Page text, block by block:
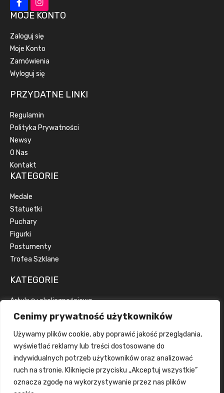
Cenimy prywatność użytkowników
Używamy plików cookie, aby poprawić jakość przeglądania,
wyświetlać reklamy lub treści dostosowane do
indywidualnych potrzeb użytkowników oraz analizować
ruch na stronie. Kliknięcie przycisku „Akceptuj wszystkie”
oznacza zgodę na wykorzystywanie przez nas plików
MOJE KONTO
Zaloguj się
Moje Konto
Zamówienia
Wyloguj się
PRZYDATNE LINKI
Regulamin
Polityka Prywatności
Newsy
O Nas
Kontakt
KATEGORIE
Medale
Statuetki
Puchary
Figurki
Postumenty
Trofea Szklane
KATEGORIE
Artykuły okolicznościowe
Artykuły reklamowe
Emblematy
Wstążki
Grawerka